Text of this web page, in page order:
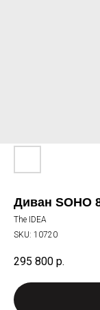
Диван SOHO
The IDEA
SKU: 10720
295 800 р.